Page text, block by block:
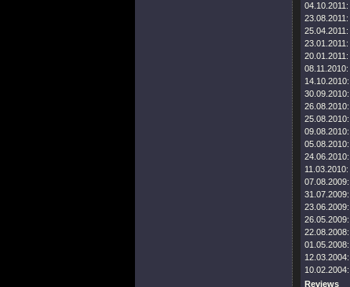
04.10.2011:
23.08.2011:
25.04.2011:
23.01.2011:
20.01.2011:
08.11.2010:
14.10.2010:
30.09.2010:
26.08.2010:
25.08.2010:
09.08.2010:
05.08.2010:
24.06.2010:
11.03.2010:
07.08.2009:
31.07.2009:
23.06.2009:
26.05.2009:
22.08.2008:
01.05.2008:
12.03.2004:
10.02.2004:
Reviews